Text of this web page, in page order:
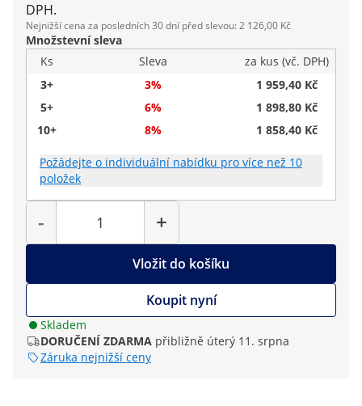
DPH.
Nejnižší cena za posledních 30 dní před slevou: 2 126,00 Kč
Množstevní sleva
Ks
Sleva
za kus (vč. DPH)
3+
3%
1 959,40 Kč
5+
6%
1 898,80 Kč
10+
8% 1 858,40 Kč
Požádejte o individuální nabídku pro více než 10
položek
-
Počet
+
Vložit do košíku
Koupit nyní
Skladem
DORUČENÍ ZDARMA přibližně úterý 11. srpna
Záruka nejnižší ceny